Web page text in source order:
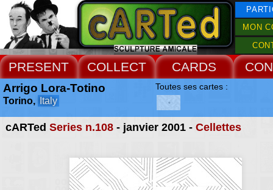
MON
PRESENT COLLECT CARDS
cARTed Series n.108- janvier 2001 - Cellettes
Arrigo Lora-Totino
Torino, Italy
Toutes ses cartes :